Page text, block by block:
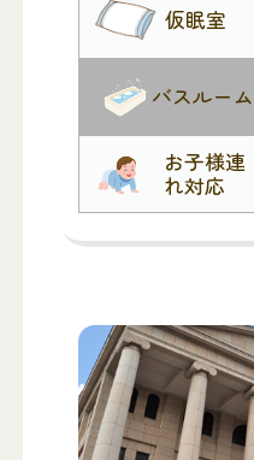
仮眠室
バスルーム
お子様連
れ対応